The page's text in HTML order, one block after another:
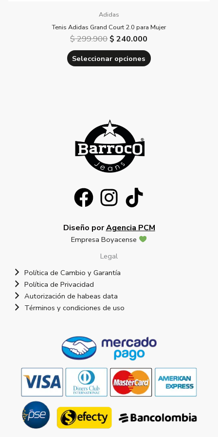
Adidas
Tenis Adidas Grand Court 2.0 para Mujer
$299.900$ 240.000
Seleccionar opciones
Diseño porAgencia PCM
Empresa Boyacense
Legal
Política de Cambio y Garantía
Política de Privacidad
Autorización de habeas data
Términos y condiciones de uso